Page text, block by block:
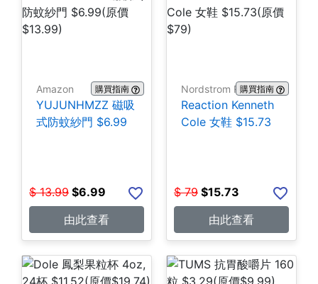
Amazon 購買指南
YUJUNHMZZ 磁吸
式防蚊紗門 $6.99
$ 13.99 $6.99
由此查看
Nordstrom Rack購買指南
Reaction Kenneth
Cole 女鞋 $15.73
$ 79 $15.73
由此查看